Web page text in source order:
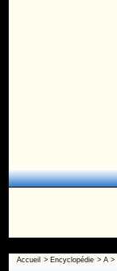
Accueil > Encyclopédie >A >